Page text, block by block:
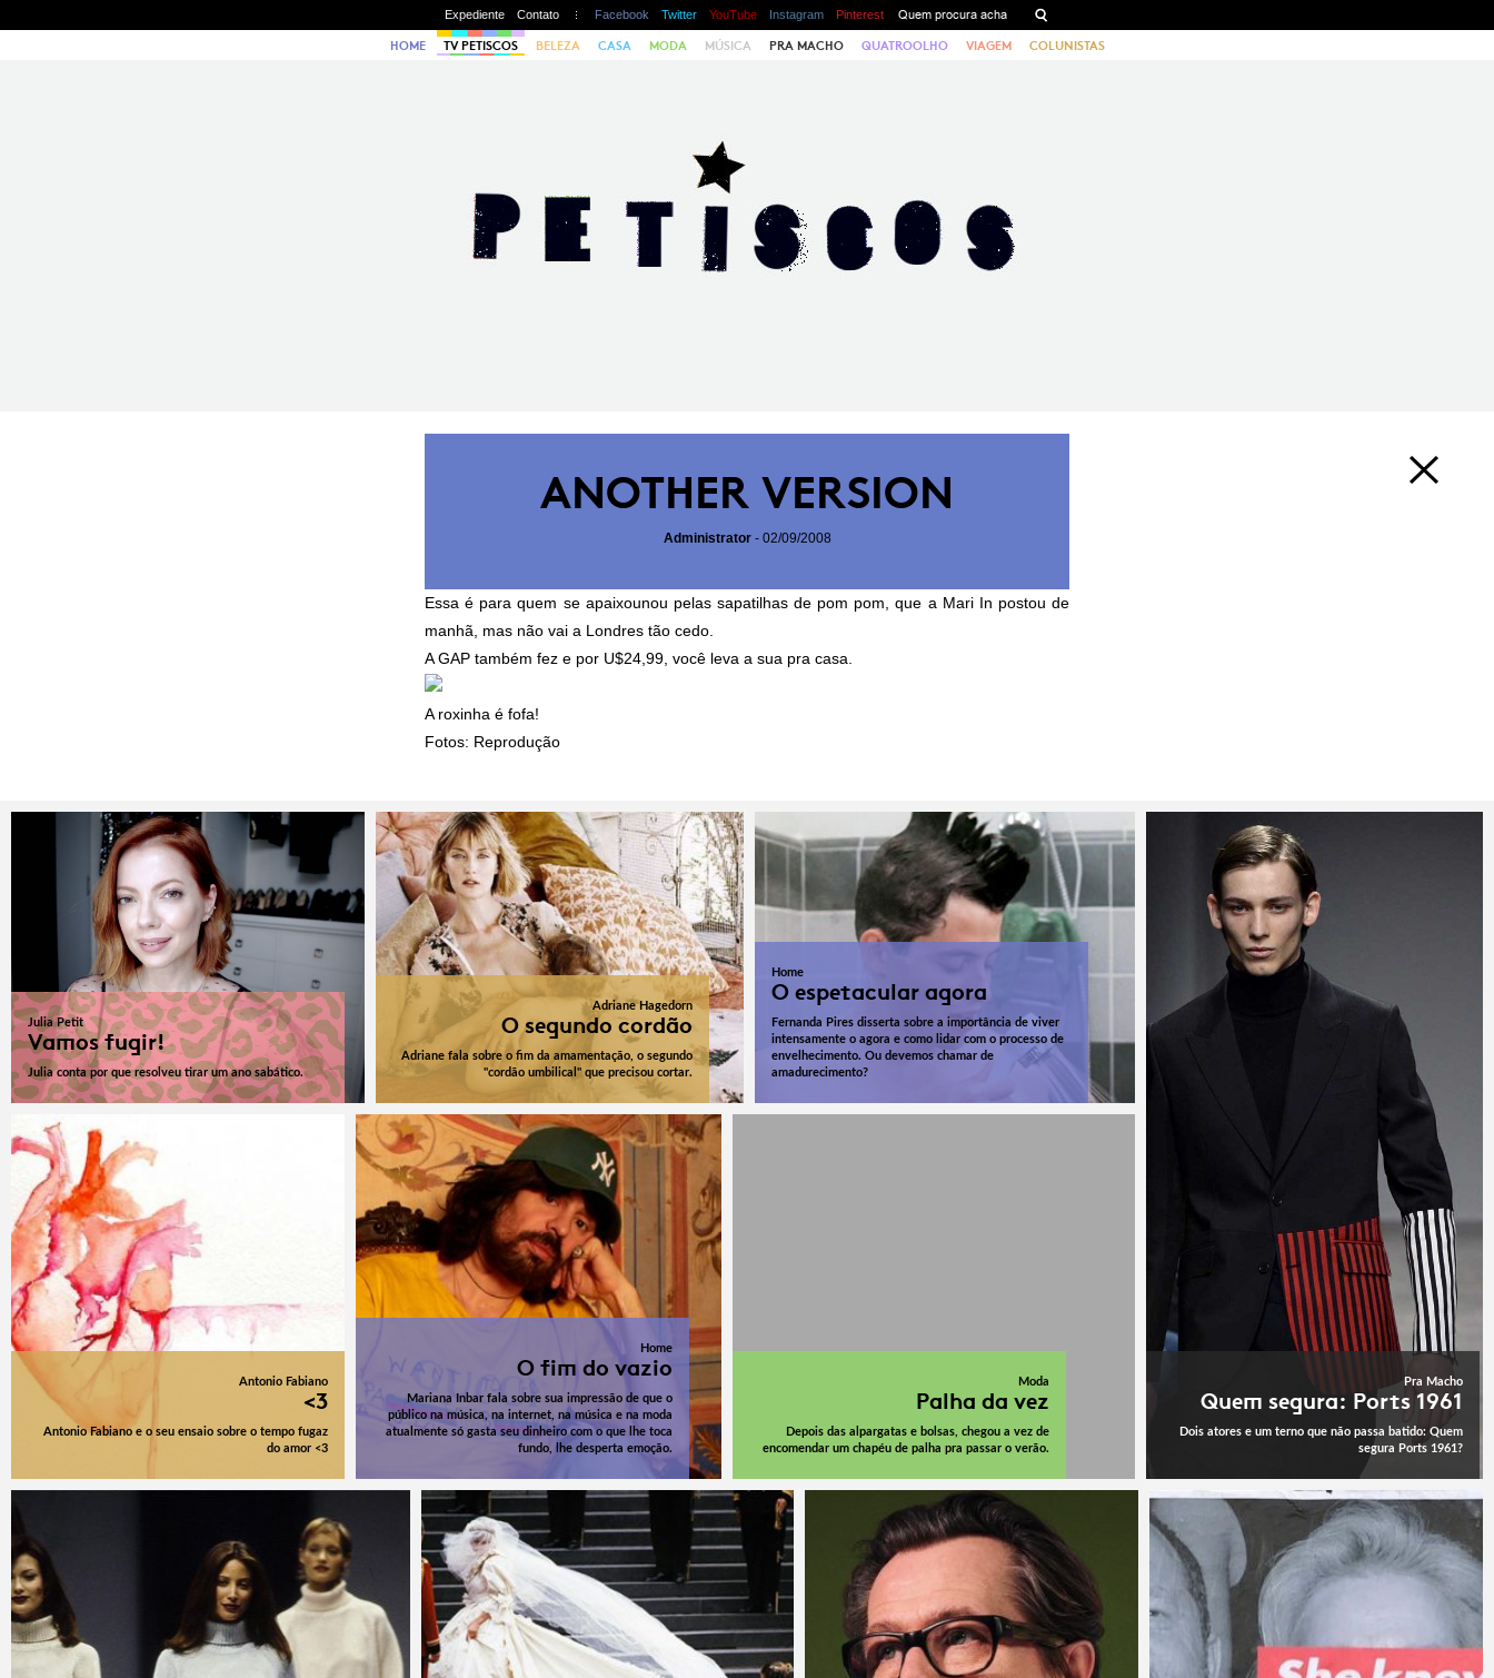
Expediente Contato Facebook Twitter YouTube Instagram Pinterest
HOME TV PETISCOS BELEZA CASA MODA MÚSICA PRA MACHO QUATROOLHO VIAGEM COLUNISTAS
ANOTHER VERSION
Administrator- 02/09/2008
Essa é para quem se apaixounou pelas sapatilhas de pom pom, que a Mari In postou de
manhã, mas não vai a Londres tão cedo.
A GAP também fez e por U$24,99, você leva a sua pra casa.
A roxinha é fofa!
Fotos: Reprodução
Julia Petit
Vamos fugir!
Julia conta por que resolveu tirar um ano sabático.
Adriane Hagedorn
O segundo cordão
Adriane fala sobre o fim da amamentação, o segundo
"cordão umbilical" que precisou cortar.
Home
O espetacular agora
Fernanda Pires disserta sobre a importância de viver
intensamente o agora e como lidar com o processo de
envelhecimento. Ou devemos chamar de
amadurecimento?
Antonio Fabiano
<3
Antonio Fabiano e o seu ensaio sobre o tempo fugaz
do amor <3
Home
O fim do vazio
Mariana Inbar fala sobre sua impressão de que o
público na música, na internet, na música e na moda
atualmente só gasta seu dinheiro com o que lhe toca
fundo, lhe desperta emoção.
Moda
Palha da vez
Depois das alpargatas e bolsas, chegou a vez de
encomendar um chapéu de palha pra passar o verão.
Pra Macho
Quem segura: Ports 1961
Dois atores e um terno que não passa batido: Quem
segura Ports 1961?